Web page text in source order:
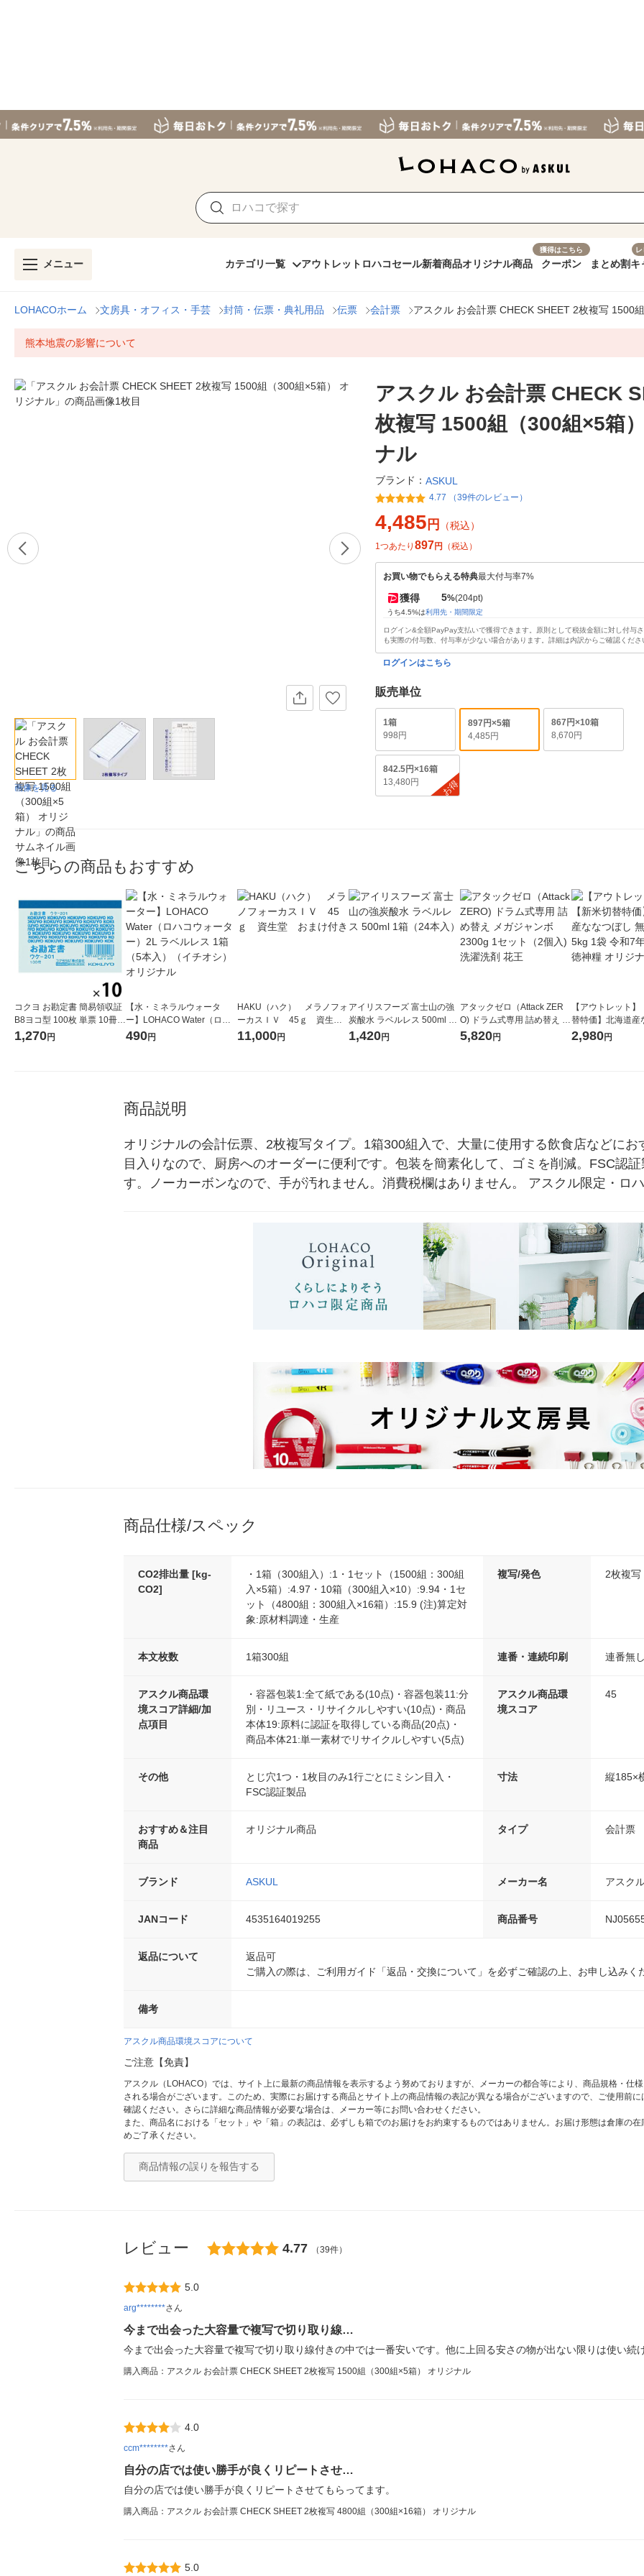
メニュー カテゴリ一覧 アウトレット ロハコセール新着商品オリジナル商品
獲得はこちら
クーポン まとめ割キ
LOHACOホーム 文房具・オフィス・手芸 封筒・伝票・典礼用品 伝票 会計票 アスクル お会計票 CHECK SHEET 2枚複写 1500
熊本地震の影響について
画像を見る
アスクル お会計票 CHECK
枚複写 1500組（300組×5箱
ナル
ブランド： ASKUL
4.77 （39件のレビュー）
4,485 円 （税込）
1つあたり 897円 （税込）
お買い物でもらえる特典最大付与率7%
獲得 5%(204pt)
うち4.5%は利用先・期間限定
ログイン&全額PayPay支払いで獲得できます。原則として税抜金額に対し付与
も実際の付与数、付与率が少ない場合があります。詳細は内訳からご確認くださ
ログインはこちら
販売単位
1箱
998円
897円×5箱
4,485円
867円×10箱
8,670円
842.5円×16箱
13,480円
お得
こちらの商品もおすすめ
コクヨ お勘定書 簡易領収証
B8ヨコ型 100枚 単票 10冊
ウケ-201
1,270円
【水・ミネラルウォータ
ー】LOHACO Water（ロハ
コウォーター）2L ラベルレ
490円
HAKU（ハク） メラノフォ
ーカスＩＶ 45ｇ 資生
堂 おまけ付き
11,000円
アイリスフーズ 富士山の強
炭酸水 ラベルレス 500ml 1
箱（24本入）
1,420円
アタックゼロ（Attack ZER
O) ドラム式専用 詰め替え メ
ガジャンボ 2300g 1セット
5,820円
【アウトレット】
替特価】北海道産
し 無洗米 5kg 1袋
2,980円
商品説明
オリジナルの会計伝票、2枚複写タイプ。1箱300組入で、大量に使用する飲食店などに
目入りなので、厨房へのオーダーに便利です。包装を簡素化して、ゴミを削減。FSC認
す。ノーカーボンなので、手が汚れません。消費税欄はありません。 アスクル限定・ロ
商品仕様/スペック
CO2排出量 [kg-
CO2]
・1箱（300組入）:1・1セット（1500組：300組
入×5箱）:4.97・10箱（300組入×10）:9.94・1セ
ット（4800組：300組入×16箱）:15.9 (注)算定対
象:原材料調達・生産
複写/発色 2枚複写
本文枚数 1箱300組 連番・連続印刷 連番無し
アスクル商品環
境スコア詳細/加
点項目
・容器包装1:全て紙である(10点)・容器包装11:分
別・リユース・リサイクルしやすい(10点)・商品
本体19:原料に認証を取得している商品(20点)・
商品本体21:単一素材でリサイクルしやすい(5点)
アスクル商品環
境スコア
45
その他
とじ穴1つ・1枚目のみ1行ごとにミシン目入・
FSC認証製品
寸法 縦185×
おすすめ＆注目
商品
オリジナル商品 タイプ 会計票
ブランド ASKUL メーカー名 アスク
JANコード 4535164019255 商品番号
返品について
返品可
ご購入の際は、ご利用ガイド「返品・交換について」を必ずご確認の上、お申し込みく
備考
アスクル商品環境スコアについて
ご注意【免責】
アスクル（LOHACO）では、サイト上に最新の商品情報を表示するよう努めておりますが、メーカーの都合等により、商品規格・仕
される場合がございます。このため、実際にお届けする商品とサイト上の商品情報の表記が異なる場合がございますので、ご使用前
確認ください。さらに詳細な商品情報が必要な場合は、メーカー等にお問い合わせください。
また、商品名における「セット」や「箱」の表記は、必ずしも箱でのお届けをお約束するものではありません。お届け形態は倉庫の
めご了承ください。
商品情報の誤りを報告する
レビュー 4.77 （39件）
5.0
arg********さん
今まで出会った大容量で複写で切り取り線…
今まで出会った大容量で複写で切り取り線付きの中では一番安いです。他に上回る安さの物が出ない限りは使い続
購入商品：アスクル お会計票 CHECK SHEET 2枚複写 1500組（300組×5箱） オリジナル
4.0
ccm********さん
自分の店では使い勝手が良くリピートさせ…
自分の店では使い勝手が良くリピートさせてもらってます。
購入商品：アスクル お会計票 CHECK SHEET 2枚複写 4800組（300組×16箱） オリジナル
5.0